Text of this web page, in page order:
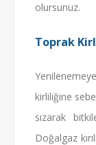
olursunuz.
Toprak
kirliliğine
sızarak
Doğalgaz